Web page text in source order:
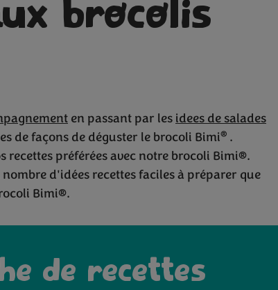
avec Bimi
brocolis
en passant par les idees de salades
de façons de déguster le brocoli Bimi® .
recettes préférées avec notre brocoli Bimi®.
d'idées recettes faciles à préparer que
Bimi®.
de recettes